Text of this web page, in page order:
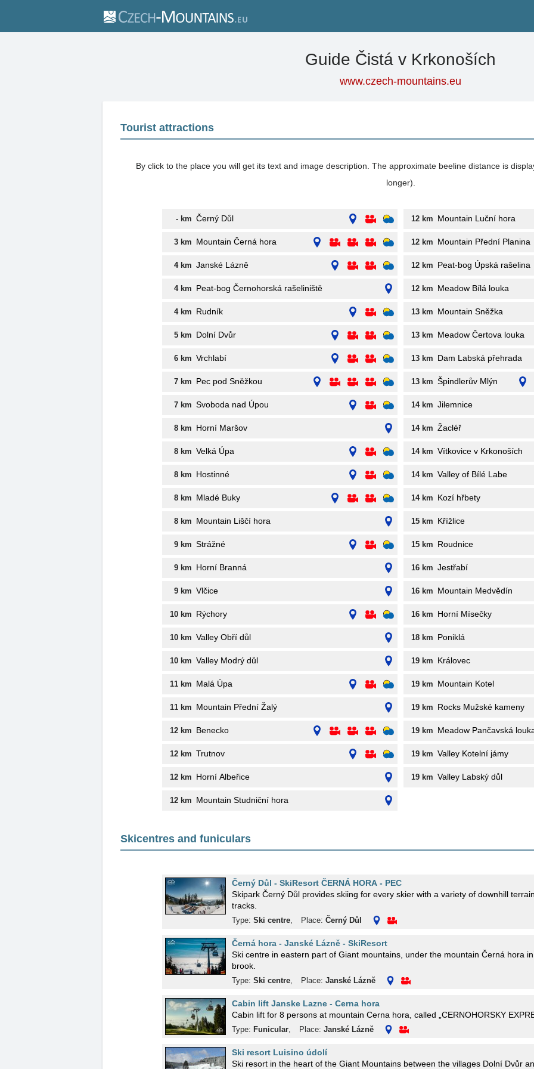
Guide Čistá v Krkonoších
www.czech-mountains.eu
Tourist attractions
By click to the place you will get its text and image description. The approximate beeline distance is
longer).
- km Černý Důl
3 km Mountain Černá hora
4 km Janské Lázně
4 km Peat-bog Černohorská rašeliniště
4 km Rudník
5 km Dolní Dvůr
6 km Vrchlabí
7 km Pec pod Sněžkou
7 km Svoboda nad Úpou
8 km Horní Maršov
8 km Velká Úpa
8 km Hostinné
8 km Mladé Buky
8 km Mountain Liščí hora
9 km Strážné
9 km Horní Branná
9 km Vlčice
10 km Rýchory
10 km Valley Obří důl
10 km Valley Modrý důl
11 km Malá Úpa
11 km Mountain Přední Žalý
12 km Benecko
12 km Trutnov
12 km Horní Albeřice
12 km Mountain Studniční hora
12 km Mountain Luční hora
12 km Mountain Přední Planina
12 km Peat-bog Úpská rašelina
12 km Meadow Bílá louka
13 km Mountain Sněžka
13 km Meadow Čertova louka
13 km Dam Labská přehrada
13 km Špindlerův Mlýn
14 km Jilemnice
14 km Žacléř
14 km Vítkovice v Krkonoších
14 km Valley of Bílé Labe
14 km Kozí hřbety
15 km Křížlice
15 km Roudnice
16 km Jestřabí
16 km Mountain Medvědín
16 km Horní Mísečky
18 km Poniklá
19 km Královec
19 km Mountain Kotel
19 km Rocks Mužské kameny
19 km Meadow Pančavská
19 km Valley Kotelní jámy
19 km Valley Labský důl
Skicentres and funiculars
Černý Důl - SkiResort ČERNÁ HORA - PEC
Skipark Černý Důl provides skiing for every skier with a variety of downhill
tracks.
Type: Ski centre, Place: Černý Důl
Černá hora - Janské Lázně - SkiResort
Ski centre in eastern part of Giant mountains, under the mountain Černá hora
brook.
Type: Ski centre, Place: Janské Lázně
Cabin lift Janske Lazne - Cerna hora
Cabin lift for 8 persons at mountain Cerna hora, called „CERNOHORSKY
Type: Funicular, Place: Janské Lázně
Ski resort Luisino údolí
Ski resort in the heart of the Giant Mountains between the villages Dolní Dvůr